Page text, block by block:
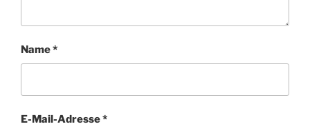
Name*
E-Mail-Adresse*